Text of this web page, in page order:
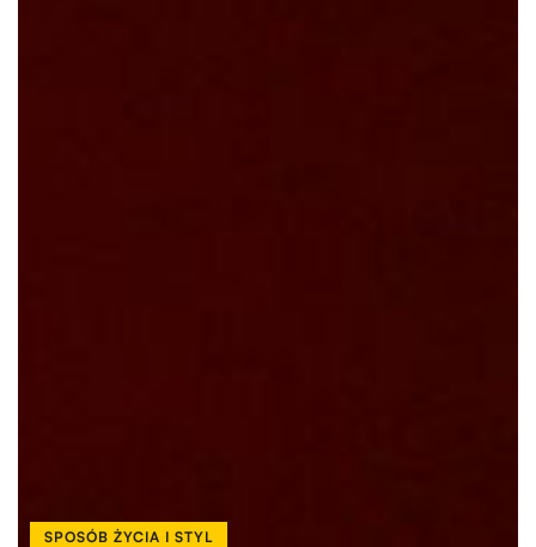
SPOSÓB ŻYCIA I STYL